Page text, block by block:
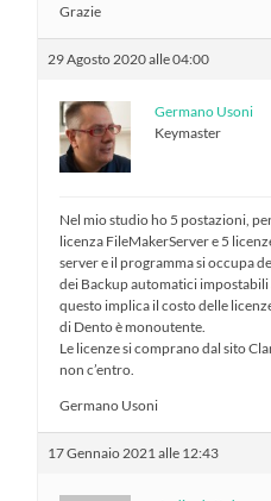
Grazie
29 Agosto 2020 alle 04:00
Germano Usoni
Keymaster
Nel mio studio ho 5 postazioni,
licenza FileMakerServer e 5
server e il programma si occupa
dei Backup automatici
questo implica il costo delle
di Dento è monoutente.
Le licenze si comprano dal sito
non c’entro.
Germano Usoni
17 Gennaio 2021 alle 12:43